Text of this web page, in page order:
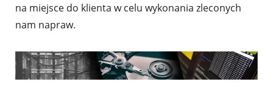
na miejsce do klienta w celu wykonania zleconych
nam napraw.